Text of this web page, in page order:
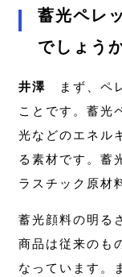
蓄光ペレ
でしょうか
井澤
まず、ペ
ことです。蓄光
光などのエネル
る素材です。蓄
ラスチック原材
蓄光顔料の明る
商品は従来のも
なっています。